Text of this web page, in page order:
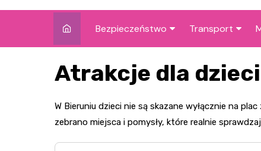
Bezpieczeństwo
Wypadki i zdarzenia
Prewencja i edukacja
policyjna
Transport
Drogi i remonty
Atrakcje dla
W Bieruniu dzieci nie są skazane wyłącznie na
zebrano miejsca i pomysły, które realnie